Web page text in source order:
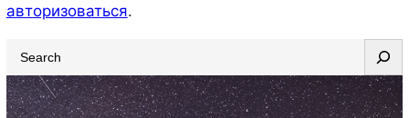
авторизоваться.
e
a